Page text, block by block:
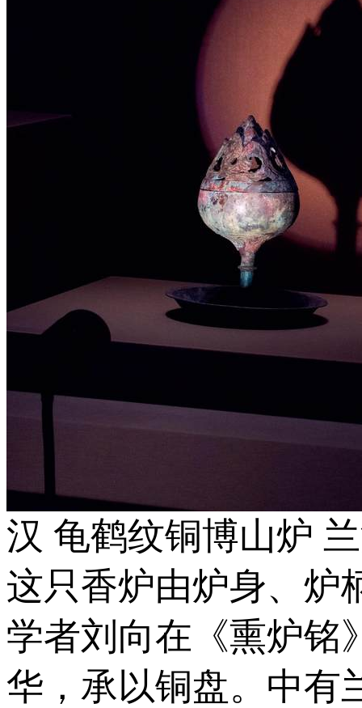
汉 龟鹤纹铜博山炉
这只香炉由炉身、炉
学者刘向在《熏炉铭
华，承以铜盘。中有